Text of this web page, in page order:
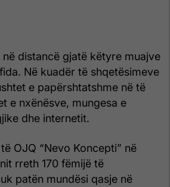
distancë gjatë këtyre muajve
Në kuadër të shqetësimeve
e papërshtatshme në të
e nxënësve, mungesa e
dhe internetit.
OJQ “Nevo Koncepti” në
rreth 170 fëmijë të
patën mundësi qasje në